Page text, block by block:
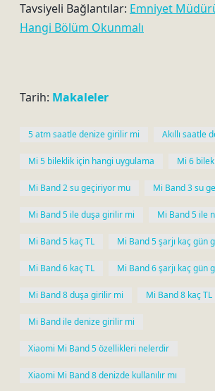
Tavsiyeli Bağlantılar: Emniyet
Hangi Bölüm Okunmalı
Tarih: Makaleler
5 atm saatle denize girilir mi Akıllı saatle
Mi 5 bileklik için hangi uygulama Mi 6
Mi Band 2 su geçiriyor mu Mi Band 3 su
Mi Band 5 ile duşa girilir mi Mi Band 5 ile
Mi Band 5 kaç TL Mi Band 5 şarjı kaç gün
Mi Band 6 kaç TL Mi Band 6 şarjı kaç gün
Mi Band 8 duşa girilir mi Mi Band 8 kaç TL
Mi Band ile denize girilir mi
Xiaomi Mi Band 5 özellikleri nelerdir
Xiaomi Mi Band 8 denizde kullanılır mı